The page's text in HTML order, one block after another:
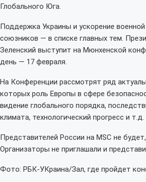
Глобального Юга.
Поддержка Украины и ускорение
союзников — в списке главных тем.
Зеленский выступит на Мюнхенской
день — 17 февраля.
На Конференции рассмотрят ряд
которых роль Европы в сфере
видение глобального порядка,
климата, технологический прогресс и т.д.
Представителей России на MSC не
Организаторы не приглашали и
Фото: РБК-УКраина/Зал, где пройдет